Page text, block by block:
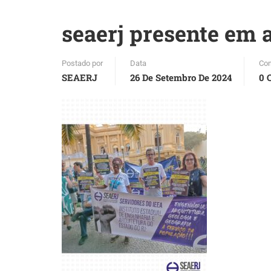
seaerj presente em
Postado por
SEAERJ
Data
26 De Setembro De 2024 0